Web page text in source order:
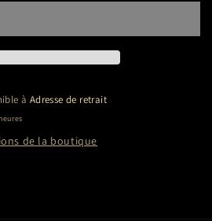
à Adresse de retrait
de la boutique